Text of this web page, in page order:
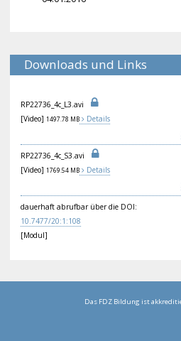
Downloads und Links
RP22736_4c_L 3.avi
[Video] 1497.78 MB
Details
RP22736_4c_S3.avi
[Video] 1769.54 MB
Details
dauerhaft abrufbar über die DOI:
10. 7477/20:1 :108
[Modul]
Das FDZ Bildung ist